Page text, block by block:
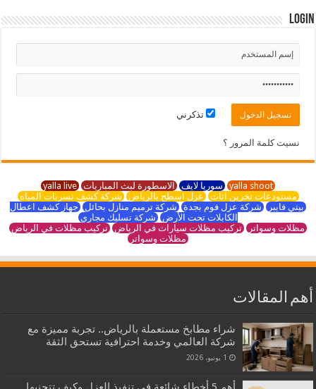
Login
تذكرني
نسيت كلمة المرور ؟
yalla shoot سوريا لايف الاسطورة لبث المباريات yalla live
مستودعات تخزين اثاث عزل اسطح بالرياض شركة كشف تسربات المياه
بيتي فايبر شركة عزل فوم بجدة شركة ترميم منازل بحائل جهاز كشف اعطال
الكابلات تحت الأرض شركة تسليك مجاري
مظلات وسواتر تركيب مظلات سيارات في الرياض تركيب مظلات في الرياض
مظلات وسواتر
أهم المقالات
شراء مطابخ مستعملة بالرياض.. تجربة مميزة مع
شركة العالمي وخدمة احترافية تستحق الثقة
1 يونيو، 2026